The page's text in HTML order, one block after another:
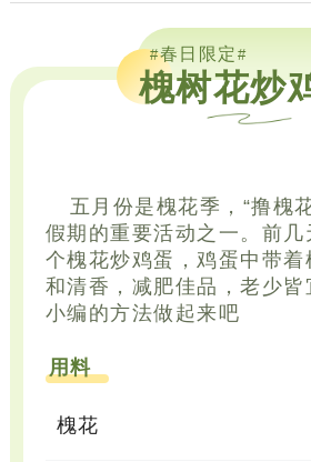
#春日限定 #
槐树花炒
五月份是槐花季，“撸槐
假期的重要活动之一。前几
个槐花炒鸡蛋，鸡蛋中带着
和清香，减肥佳品，老少皆
小编的方法做起来吧
用料
槐花